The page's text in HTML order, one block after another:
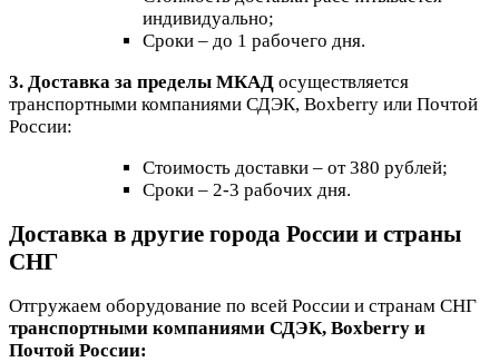
индивидуально;
Сроки – до 1 рабочего дня.
3. Доставка за пределы МКАД осуществляется
транспортными компаниями СДЭК, Boxberry или Почтой
России:
Стоимость доставки – от 380 рублей;
Сроки – 2-3 рабочих дня.
Доставка в другие города России и страны
СНГ
Отгружаем оборудование по всей России и странам СНГ
транспортными компаниями СДЭК, Boxberry и
Почтой России: